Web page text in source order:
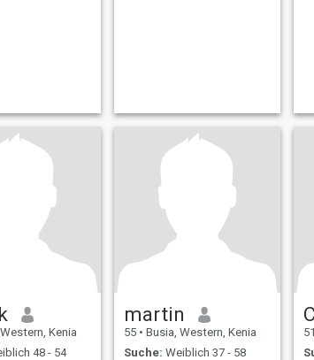
Kenia
48 - 54
martin
55 • Busia, Western, Kenia
Suche: Weiblich 37 - 58
51